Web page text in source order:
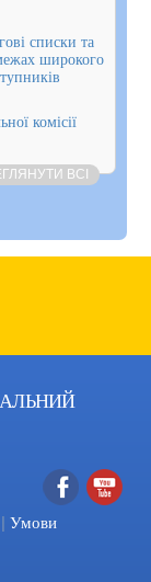
списки та
широкого
комісії
ВСІ
Facebook
| Умови